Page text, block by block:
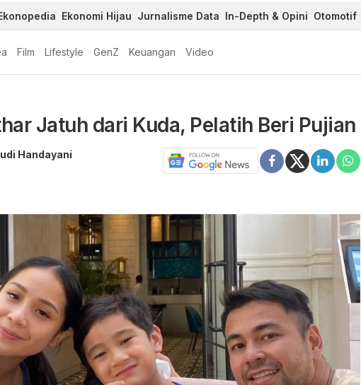
Ekonomi Hijau Jurnalisme Data In-Depth & Opini Otomotif
Film Lifestyle GenZ Keuangan Video
Jatuh dari Kuda, Pelatih Beri Pujian
Handayani